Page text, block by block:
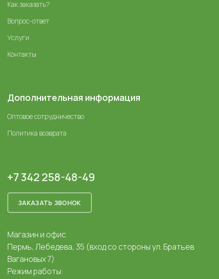
Как заказать?
Вопрос-ответ
Услуги
Контакты
Дополнительная информация
Оптовое сотрудничество
Политика возврата
+7 342 258-48-49
ЗАКАЗАТЬ ЗВОНОК
Магазин и офис
Пермь, Лебедева, 35 (вход со стороны ул. Братьев
Вагановых 7)
Режим работы: